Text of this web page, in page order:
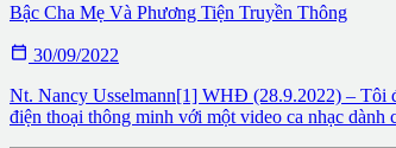
Bậc Cha Mẹ Và Phương Tiện Truyền Thông
 30/09/2022
Nt. Nancy Usselmann[1] WHĐ (28.9.2022) – Tôi
điện thoại thông minh với một video ca nhạc dành